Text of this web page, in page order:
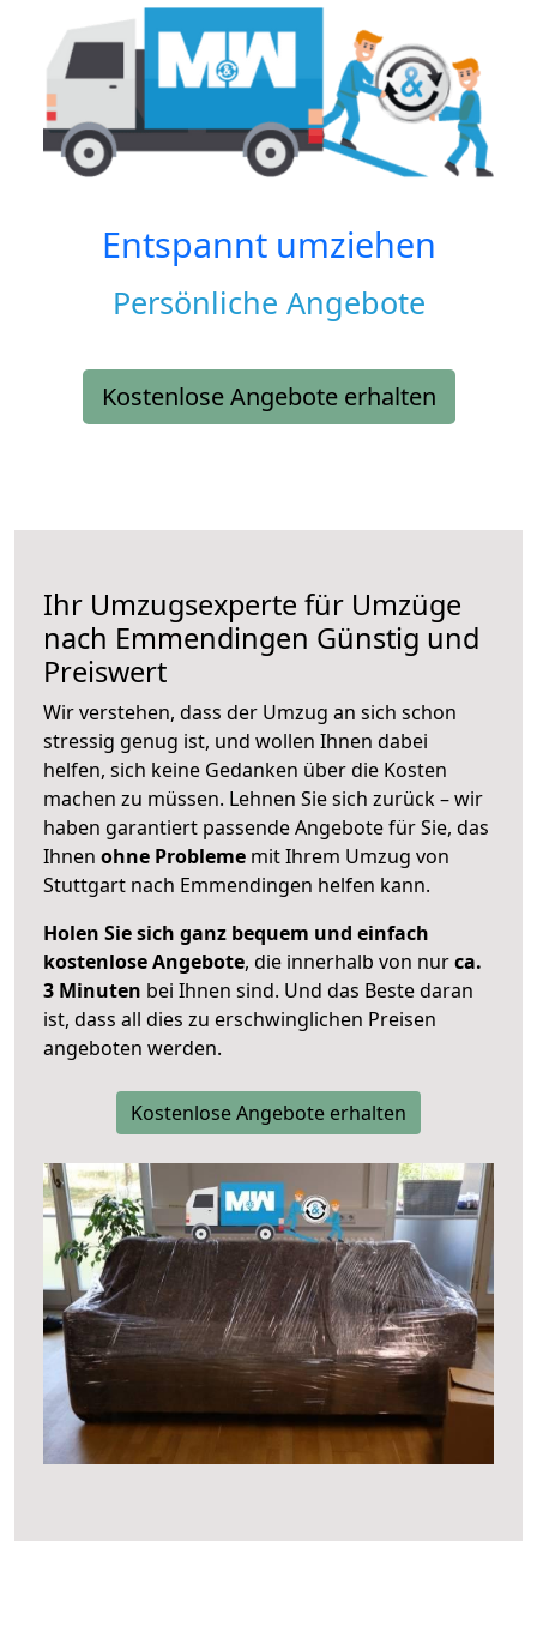
Entspannt umziehen
Persönliche Angebote
Kostenlose Angebote erhalten
Ihr Umzugsexperte für Umzüge
nach Emmendingen Günstig und
Preiswert
Wir verstehen, dass der Umzug an sich schon
stressig genug ist, und wollen Ihnen dabei
helfen, sich keine Gedanken über die Kosten
machen zu müssen. Lehnen Sie sich zurück – wir
haben garantiert passende Angebote für Sie, das
Ihnen ohne Probleme mit Ihrem Umzug von
Stuttgart nach Emmendingen helfen kann.
Holen Sie sich ganz bequem und einfach
kostenlose Angebote, die innerhalb von nurca.
3 Minuten bei Ihnen sind. Und das Beste daran
ist, dass all dies zu erschwinglichen Preisen
angeboten werden.
Kostenlose Angebote erhalten